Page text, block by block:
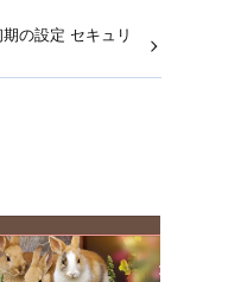
の設定 セキュリ